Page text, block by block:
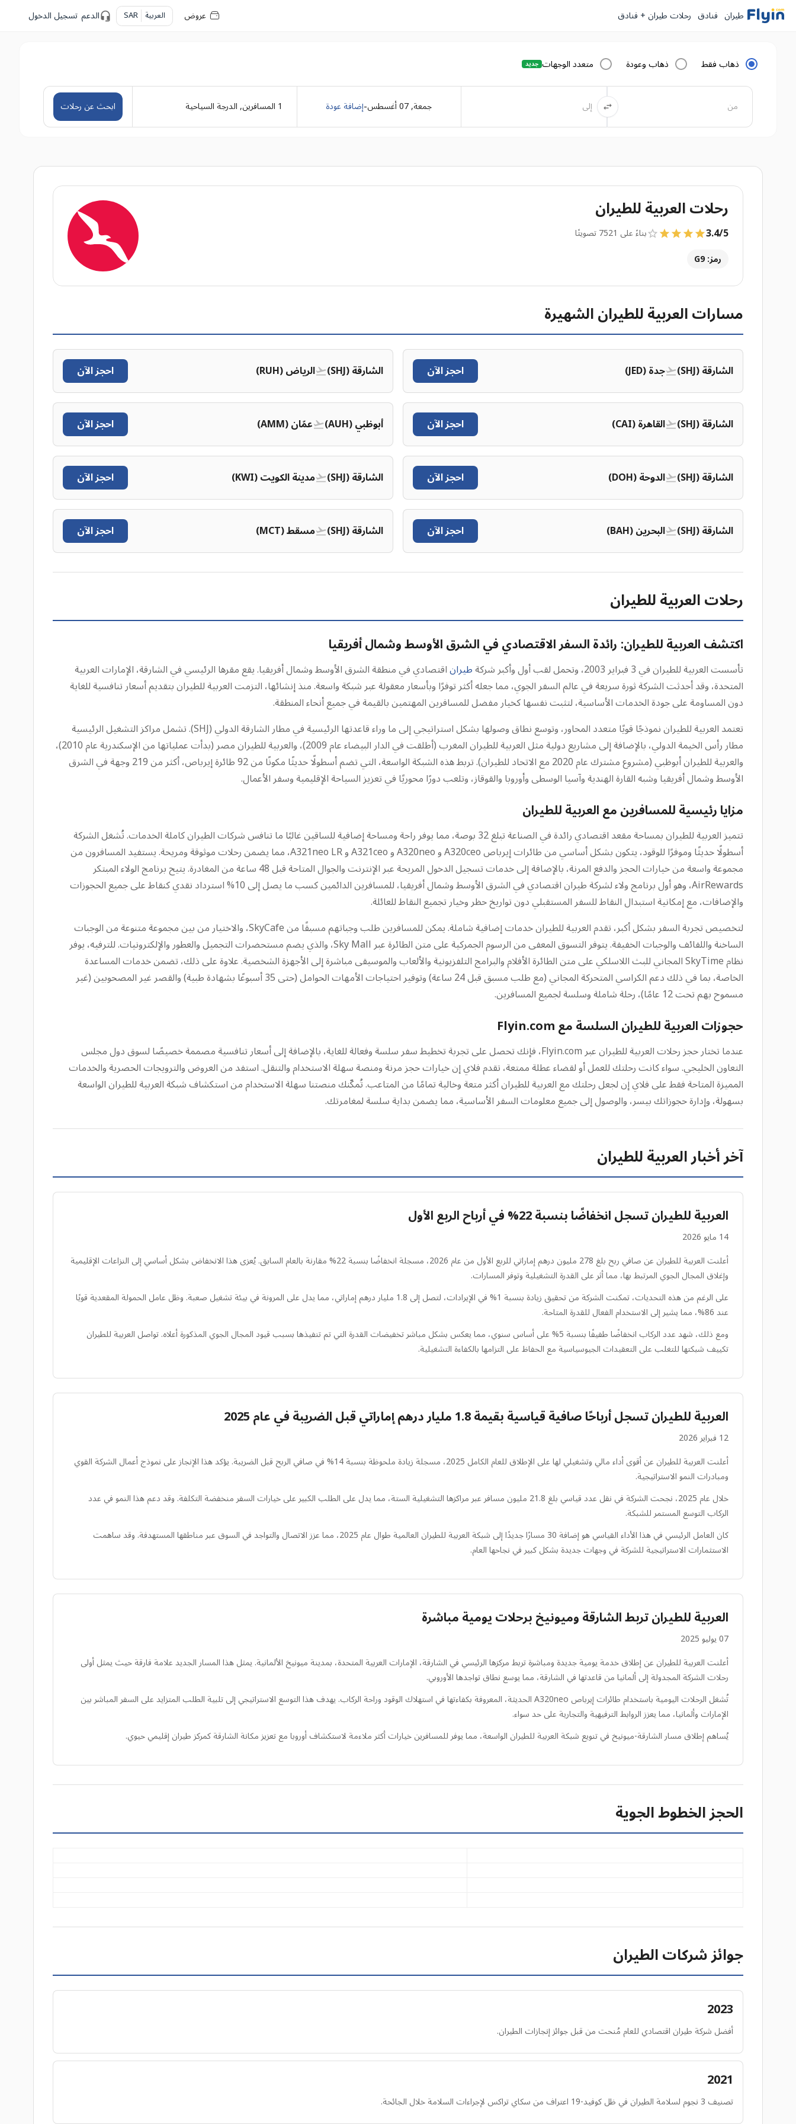
طيران فنادق رحلات طيران + فنادق عروض العربية SAR الدعم تسجيل الدخول
ذهاب فقط ذهاب وعودة متعدد الوجهات جديد
جمعة, 07 أغسطس -إضافة عودة 1 المسافرين,الدرجة السياحية ابحث عن رحلات
رحلات العربية للطيران
3.4/5
بناءً على 7521 تصويتًا
رمز: G9
مسارات العربية للطيران الشهيرة
الشارقة (SHJ) جدة (JED) احجز الآن الشارقة (SHJ) الرياض (RUH) احجز الآن
الشارقة (SHJ) القاهرة (CAI) احجز الآن أبوظبي (AUH) عمّان (AMM) احجز الآن
الشارقة (SHJ) الدوحة (DOH) احجز الآن الشارقة (SHJ) مدينة الكويت (KWI) احجز الآن
الشارقة (SHJ) البحرين (BAH) احجز الآن الشارقة (SHJ) مسقط (MCT) احجز الآن
رحلات العربية للطيران
اكتشف العربية للطيران: رائدة السفر الاقتصادي في الشرق الأوسط وشمال أفريقيا
تأسست العربية للطيران في 3 فبراير 2003، وتحمل لقب أول وأكبر شركة طيراناقتصادي في منطقة الشرق الأوسط وشمال أفريقيا. يقع مقرها الرئيسي في الشارقة، الإمارات العربية
المتحدة، وقد أحدثت الشركة ثورة سريعة في عالم السفر الجوي، مما جعله أكثر توفرًا وبأسعار معقولة عبر شبكة واسعة. منذ إنشائها، التزمت العربية للطيران بتقديم أسعار تنافسية للغاية
دون المساومة على جودة الخدمات الأساسية، لتثبت نفسها كخيار مفضل للمسافرين المهتمين بالقيمة في جميع أنحاء المنطقة.
تعتمد العربية للطيران نموذجًا قويًا متعدد المحاور، وتوسع نطاق وصولها بشكل استراتيجي إلى ما وراء قاعدتها الرئيسية في مطار الشارقة الدولي (SHJ). تشمل مراكز التشغيل الرئيسية
مطار رأس الخيمة الدولي، بالإضافة إلى مشاريع دولية مثل العربية للطيران المغرب (أطلقت في الدار البيضاء عام 2009)، والعربية للطيران مصر (بدأت عملياتها من الإسكندرية عام 2010)،
والعربية للطيران أبوظبي (مشروع مشترك عام 2020 مع الاتحاد للطيران). تربط هذه الشبكة الواسعة، التي تضم أسطولًا حديثًا مكونًا من 92 طائرة إيرباص، أكثر من 219 وجهة في الشرق
الأوسط وشمال أفريقيا وشبه القارة الهندية وآسيا الوسطى وأوروبا والقوقاز، وتلعب دورًا محوريًا في تعزيز السياحة الإقليمية وسفر الأعمال.
مزايا رئيسية للمسافرين مع العربية للطيران
تتميز العربية للطيران بمساحة مقعد اقتصادي رائدة في الصناعة تبلغ 32 بوصة، مما يوفر راحة ومساحة إضافية للساقين غالبًا ما تنافس شركات الطيران كاملة الخدمات. تُشغل الشركة
أسطولًا حديثًا وموفرًا للوقود، يتكون بشكل أساسي من طائرات إيرباص A320ceo و A320neo و A321ceo و A321neo LR، مما يضمن رحلات موثوقة ومريحة. يستفيد المسافرون من
مجموعة واسعة من خيارات الحجز والدفع المرنة، بالإضافة إلى خدمات تسجيل الدخول المريحة عبر الإنترنت والجوال المتاحة قبل 48 ساعة من المغادرة. يتيح برنامج الولاء المبتكر
AirRewards، وهو أول برنامج ولاء لشركة طيران اقتصادي في الشرق الأوسط وشمال أفريقيا، للمسافرين الدائمين كسب ما يصل إلى 10% استرداد نقدي كنقاط على جميع الحجوزات
والإضافات، مع إمكانية استبدال النقاط للسفر المستقبلي دون تواريخ حظر وخيار تجميع النقاط للعائلة.
لتخصيص تجربة السفر بشكل أكبر، تقدم العربية للطيران خدمات إضافية شاملة. يمكن للمسافرين طلب وجباتهم مسبقًا من SkyCafe، والاختيار من بين مجموعة متنوعة من الوجبات
الساخنة واللفائف والوجبات الخفيفة. يتوفر التسوق المعفى من الرسوم الجمركية على متن الطائرة عبر Sky Mall، والذي يضم مستحضرات التجميل والعطور والإلكترونيات. للترفيه، يوفر
نظام SkyTime المجاني للبث اللاسلكي على متن الطائرة الأفلام والبرامج التلفزيونية والألعاب والموسيقى مباشرة إلى الأجهزة الشخصية. علاوة على ذلك، تضمن خدمات المساعدة
الخاصة، بما في ذلك دعم الكراسي المتحركة المجاني (مع طلب مسبق قبل 24 ساعة) وتوفير احتياجات الأمهات الحوامل (حتى 35 أسبوعًا بشهادة طبية) والقصر غير المصحوبين (غير
مسموح بهم تحت 12 عامًا)، رحلة شاملة وسلسة لجميع المسافرين.
حجوزات العربية للطيران السلسة مع Flyin.com
عندما تختار حجز رحلات العربية للطيران عبر Flyin.com، فإنك تحصل على تجربة تخطيط سفر سلسة وفعالة للغاية، بالإضافة إلى أسعار تنافسية مصممة خصيصًا لسوق دول مجلس
التعاون الخليجي. سواء كانت رحلتك للعمل أو لقضاء عطلة ممتعة، تقدم فلاي إن خيارات حجز مرنة ومنصة سهلة الاستخدام والتنقل. استفد من العروض والترويجات الحصرية والخدمات
المميزة المتاحة فقط على فلاي إن لجعل رحلتك مع العربية للطيران أكثر متعة وخالية تمامًا من المتاعب. تُمكّنك منصتنا سهلة الاستخدام من استكشاف شبكة العربية للطيران الواسعة
بسهولة، وإدارة حجوزاتك بيسر، والوصول إلى جميع معلومات السفر الأساسية، مما يضمن بداية سلسة لمغامرتك.
آخر أخبار العربية للطيران
العربية للطيران تسجل انخفاضًا بنسبة 22% في أرباح الربع الأول
14 مايو 2026
أعلنت العربية للطيران عن صافي ربح بلغ 278 مليون درهم إماراتي للربع الأول من عام 2026، مسجلة انخفاضًا بنسبة 22% مقارنة بالعام السابق. يُعزى هذا الانخفاض بشكل أساسي إلى النزاعات الإقليمية
وإغلاق المجال الجوي المرتبط بها، مما أثر على القدرة التشغيلية وتوفر المسارات.
على الرغم من هذه التحديات، تمكنت الشركة من تحقيق زيادة بنسبة 1% في الإيرادات، لتصل إلى 1.8 مليار درهم إماراتي، مما يدل على المرونة في بيئة تشغيل صعبة. وظل عامل الحمولة المقعدية قويًا
عند 86%، مما يشير إلى الاستخدام الفعال للقدرة المتاحة.
ومع ذلك، شهد عدد الركاب انخفاضًا طفيفًا بنسبة 5% على أساس سنوي، مما يعكس بشكل مباشر تخفيضات القدرة التي تم تنفيذها بسبب قيود المجال الجوي المذكورة أعلاه. تواصل العربية للطيران
تكييف شبكتها للتغلب على التعقيدات الجيوسياسية مع الحفاظ على التزامها بالكفاءة التشغيلية.
العربية للطيران تسجل أرباحًا صافية قياسية بقيمة 1.8 مليار درهم إماراتي قبل الضريبة في عام 2025
12 فبراير 2026
أعلنت العربية للطيران عن أقوى أداء مالي وتشغيلي لها على الإطلاق للعام الكامل 2025، مسجلة زيادة ملحوظة بنسبة 14% في صافي الربح قبل الضريبة. يؤكد هذا الإنجاز على نموذج أعمال الشركة القوي
ومبادرات النمو الاستراتيجية.
خلال عام 2025، نجحت الشركة في نقل عدد قياسي بلغ 21.8 مليون مسافر عبر مراكزها التشغيلية الستة، مما يدل على الطلب الكبير على خيارات السفر منخفضة التكلفة. وقد دعم هذا النمو في عدد
الركاب التوسع المستمر للشبكة.
كان العامل الرئيسي في هذا الأداء القياسي هو إضافة 30 مسارًا جديدًا إلى شبكة العربية للطيران العالمية طوال عام 2025، مما عزز الاتصال والتواجد في السوق عبر مناطقها المستهدفة. وقد ساهمت
الاستثمارات الاستراتيجية للشركة في وجهات جديدة بشكل كبير في نجاحها العام.
العربية للطيران تربط الشارقة وميونيخ برحلات يومية مباشرة
07 يوليو 2025
أعلنت العربية للطيران عن إطلاق خدمة يومية جديدة ومباشرة تربط مركزها الرئيسي في الشارقة، الإمارات العربية المتحدة، بمدينة ميونيخ الألمانية. يمثل هذا المسار الجديد علامة فارقة حيث يمثل أولى
رحلات الشركة المجدولة إلى ألمانيا من قاعدتها في الشارقة، مما يوسع نطاق تواجدها الأوروبي.
تُشغل الرحلات اليومية باستخدام طائرات إيرباص A320neo الحديثة، المعروفة بكفاءتها في استهلاك الوقود وراحة الركاب. يهدف هذا التوسع الاستراتيجي إلى تلبية الطلب المتزايد على السفر المباشر بين
الإمارات وألمانيا، مما يعزز الروابط الترفيهية والتجارية على حد سواء.
يُساهم إطلاق مسار الشارقة-ميونيخ في تنويع شبكة العربية للطيران الواسعة، مما يوفر للمسافرين خيارات أكثر ملاءمة لاستكشاف أوروبا مع تعزيز مكانة الشارقة كمركز طيران إقليمي حيوي.
الحجز الخطوط الجوية
جوائز شركات الطيران
2023
أفضل شركة طيران اقتصادي للعام مُنحت من قبل جوائز إنجازات الطيران.
2021
تصنيف 3 نجوم لسلامة الطيران في ظل كوفيد-19 اعتراف من سكاي تراكس لإجراءات السلامة خلال الجائحة.